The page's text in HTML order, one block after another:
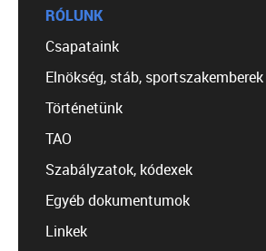
RÓLUNK
Csapataink
Elnökség, stáb, sportszakemberek
Történetünk
TAO
Szabályzatok, kódexek
Egyéb dokumentumok
Linkek